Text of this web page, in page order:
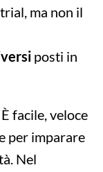
ma non il
posti in
facile, veloce
per imparare
Nel